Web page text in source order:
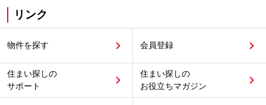
リンク
物件を探す 会員登録
住まい探しの
サポート
住まい探しの
お役立ちマガジン